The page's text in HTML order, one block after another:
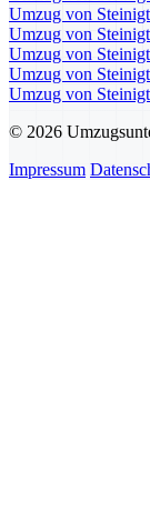
Umzug von
Umzug von
Umzug von
Umzug von
Umzug von
© 2026
Impressum